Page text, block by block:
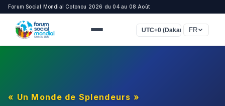
Forum Social Mondial Cotonou 2026 du 04 au 08 Août
UTC+0 (Dakar, Casablanca)
FR
« Un Monde de Splendeurs »